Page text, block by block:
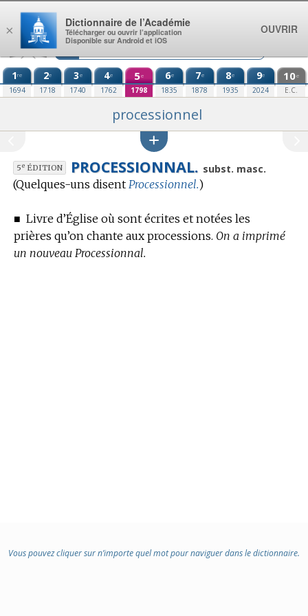
Aller au contenu
1re
1694
2e
1718
3e
1740
4e
1762
5e
1798
6e
1835
7e
1878
8e
1935
9e
2024
10e
E.C.
processionnel
5eÉDITION PROCESSIONNAL. subst. masc.
(Quelques-uns disent Processionnel.)
■ Livre d’Église où sont écrites et notées les
prières qu’on chante aux processions. On a imprimé
un nouveau Processionnal.
Vous pouvez cliquer sur n’importe quel mot pour naviguer dans le dictionnaire.
×
Dictionnaire de l’Académie
Télécharger ou ouvrir l’application
Disponible sur Android et iOS
OUVRIR